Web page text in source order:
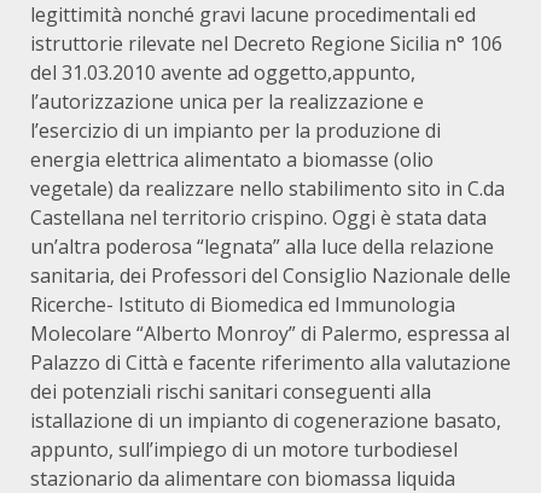
legittimità nonché gravi lacune procedimentali ed
istruttorie rilevate nel Decreto Regione Sicilia n° 106
del 31.03.2010 avente ad oggetto,appunto,
l’autorizzazione unica per la realizzazione e
l’esercizio di un impianto per la produzione di
energia elettrica alimentato a biomasse (olio
vegetale) da realizzare nello stabilimento sito in C.da
Castellana nel territorio crispino. Oggi è stata data
un’altra poderosa “legnata” alla luce della relazione
sanitaria, dei Professori del Consiglio Nazionale delle
Ricerche- Istituto di Biomedica ed Immunologia
Molecolare “Alberto Monroy” di Palermo, espressa al
Palazzo di Città e facente riferimento alla valutazione
dei potenziali rischi sanitari conseguenti alla
istallazione di un impianto di cogenerazione basato,
appunto, sull’impiego di un motore turbodiesel
stazionario da alimentare con biomassa liquida